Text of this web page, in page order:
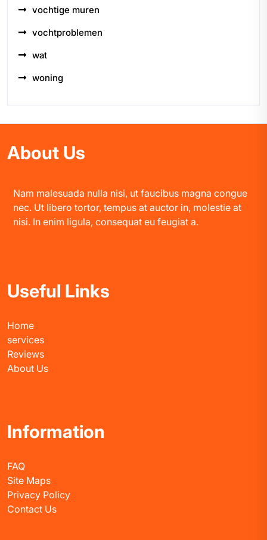
vochtige muren
vochtproblemen
wat
woning
About Us
Nam malesuada nulla nisi, ut faucibus magna congue
nec. Ut libero tortor, tempus at auctor in, molestie at
nisi. In enim ligula, consequat eu feugiat a.
Useful Links
Home
services
Reviews
About Us
Information
FAQ
Site Maps
Privacy Policy
Contact Us